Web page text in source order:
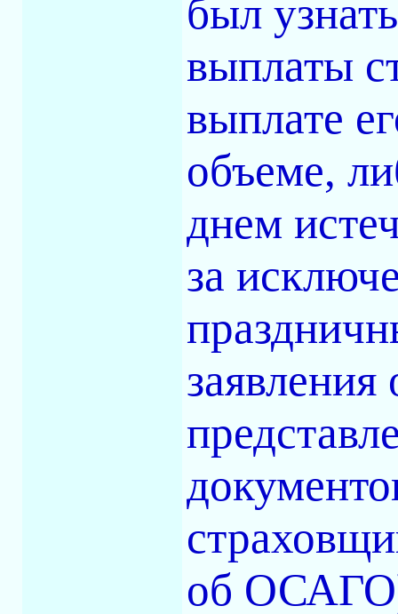
был
выплаты
выплате
объеме,
днем
за
об